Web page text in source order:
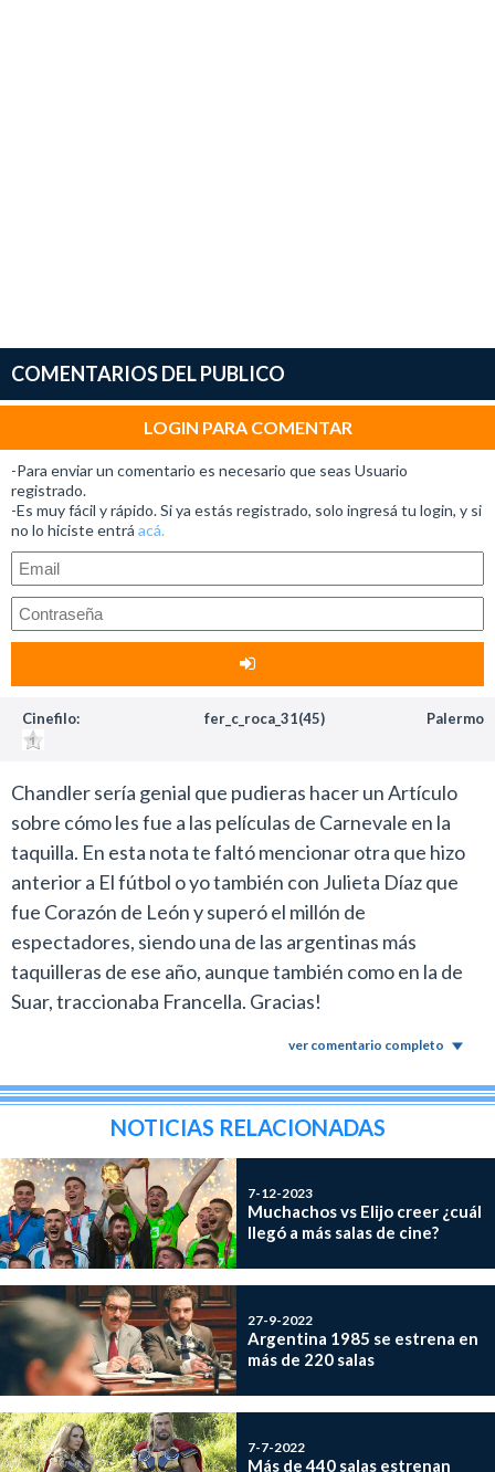
COMENTARIOS DEL PUBLICO
LOGIN PARA COMENTAR
-Para enviar un comentario es necesario que seas Usuario
registrado.
-Es muy fácil y rápido. Si ya estás registrado, solo ingresá tu login, y si
no lo hiciste entrá acá.
Cinefilo: fer_c_roca_31(45) Palermo
Chandler sería genial que pudieras hacer un Artículo
sobre cómo les fue a las películas de Carnevale en la
taquilla. En esta nota te faltó mencionar otra que hizo
anterior a El fútbol o yo también con Julieta Díaz que
fue Corazón de León y superó el millón de
espectadores, siendo una de las argentinas más
taquilleras de ese año, aunque también como en la de
Suar, traccionaba Francella. Gracias!
ver comentario completo
NOTICIAS RELACIONADAS
7-12-2023
Muchachos vs Elijo creer ¿cuál
llegó a más salas de cine?
27-9-2022
Argentina 1985 se estrena en
más de 220 salas
7-7-2022
Más de 440 salas estrenan